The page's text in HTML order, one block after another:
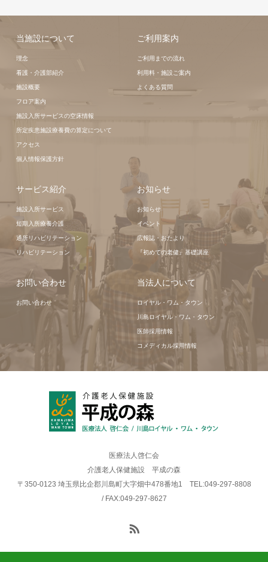
当施設について
理念
看護・介護部紹介
施設概要
フロア案内
施設入所サービスの空床情報
所定疾患施設療養費の算定について
アクセス
個人情報保護方針
ご利用案内
ご利用までの流れ
利用料・施設ご案内
よくある質問
サービス紹介
施設入所サービス
短期入所療養介護
通所リハビリテーション
リハビリテーション
お知らせ
お知らせ
イベント
広報誌・おたより
『初めての老健』基礎講座
お問い合わせ
お問い合わせ
当法人について
ロイヤル・ワム・タウン
川島ロイヤル・ワム・タウン
医師採用情報
コメディカル採用情報
医療法人啓仁会
介護老人保健施設 平成の森
〒350-0123 埼玉県比企郡川島町大字畑中478番地1 TEL:049-297-8808
/ FAX:049-297-8627